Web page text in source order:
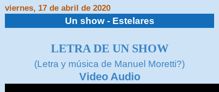
viernes, 17 de abril de 2020
Un show - Estelares
LETRA DE UN SHOW
(Letra y música de Manuel Moretti?)
Video Audio